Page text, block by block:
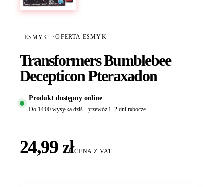
ESMYK ·OFERTA ESMYK
Transformers Bumblebee
Decepticon Pteraxadon
Produkt dostępny online
Do 14:00 wysyłka dziś · przewóz 1–2 dni robocze
24,99 złCENA Z VAT